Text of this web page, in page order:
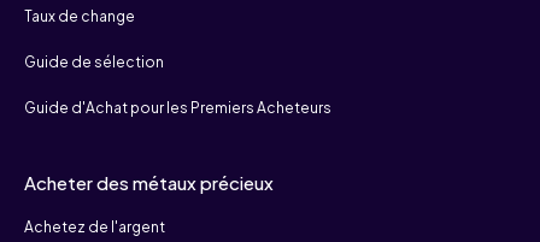
Taux de change
Guide de sélection
Guide d'Achat pour les Premiers Acheteurs
Acheter des métaux précieux
Achetez de l'argent